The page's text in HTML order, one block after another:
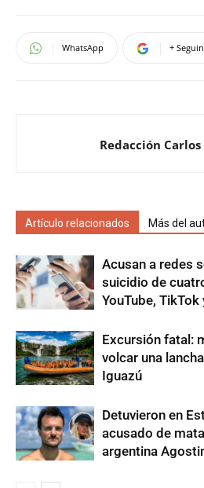
WhatsApp +
Redacción Carlos
Artículo relacionados Más del
Acusan a redes
suicidio de
YouTube,
Excursión fatal:
volcar una
Iguazú
Detuvieron en
acusado de
argentina